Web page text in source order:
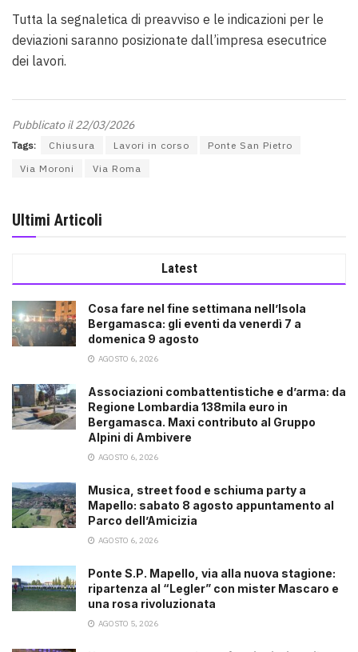
Tutta la segnaletica di preavviso e le indicazioni per le
deviazioni saranno posizionate dall’impresa esecutrice
dei lavori.
Pubblicato il 22/03/2026
Tags: Chiusura Lavori in corso
Ponte San Pietro
Via Moroni
Via Roma
Ultimi Articoli
Latest
Cosa fare nel fine settimana nell’Isola
Bergamasca: gli eventi da venerdì 7 a
domenica 9 agosto
AGOSTO 6, 2026
Associazioni combattentistiche e d’arma: da
Regione Lombardia 138mila euro in
Bergamasca. Maxi contributo al Gruppo
Alpini di Ambivere
AGOSTO 6, 2026
Musica, street food e schiuma party a
Mapello: sabato 8 agosto appuntamento al
Parco dell’Amicizia
AGOSTO 6, 2026
Ponte S.P. Mapello, via alla nuova stagione:
ripartenza al “Legler” con mister Mascaro e
una rosa rivoluzionata
AGOSTO 5, 2026